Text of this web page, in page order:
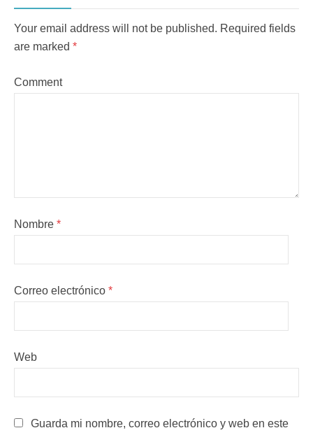
Your email address will not be published. Required fields
are marked *
Comment
Nombre *
Correo electrónico *
Web
Guarda mi nombre, correo electrónico y web en este